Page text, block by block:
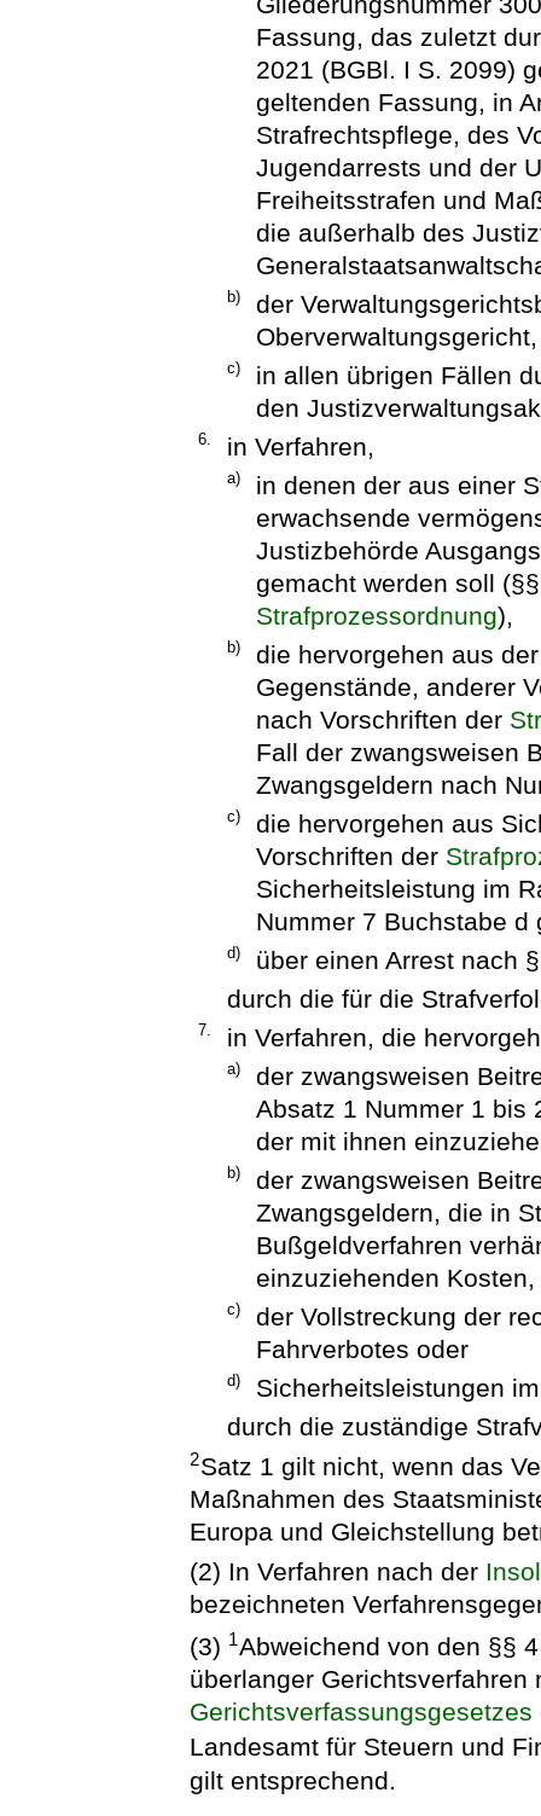
Fassung, das zuletzt
2021 (BGBl. I S. 2099)
geltenden Fassung, in
Strafrechtspflege, des
Jugendarrests und der
Freiheitsstrafen und
die außerhalb des
b)
der
Oberverwaltungsgericht,
c)
in allen übrigen Fällen
den
6. in Verfahren,
a)
in denen der aus einer
erwachsende
Justizbehörde
gemacht werden soll
Strafprozessordnung),
b)
die hervorgehen aus
Gegenstände, anderer
nach Vorschriften der
Fall der zwangsweisen
Zwangsgeldern nach
c)
die hervorgehen aus
Vorschriften der
Sicherheitsleistung im
Nummer 7 Buchstabe d
d)
über einen Arrest nach
durch die für die
7. in Verfahren, die
a)
der zwangsweisen
Absatz 1 Nummer 1 bis
der mit ihnen
b)
der zwangsweisen
Zwangsgeldern, die in
Bußgeldverfahren
einzuziehenden Kosten,
c)
der Vollstreckung der
Fahrverbotes oder
d)
Sicherheitsleistungen
durch die zuständige
2Satz 1 gilt nicht, wenn das
Maßnahmen des
Europa und Gleichstellung
(2) In Verfahren nach der
bezeichneten
(3) 1Abweichend von den §§
überlanger
Gerichtsverfassungsgesetzes
Landesamt für Steuern und
gilt entsprechend.